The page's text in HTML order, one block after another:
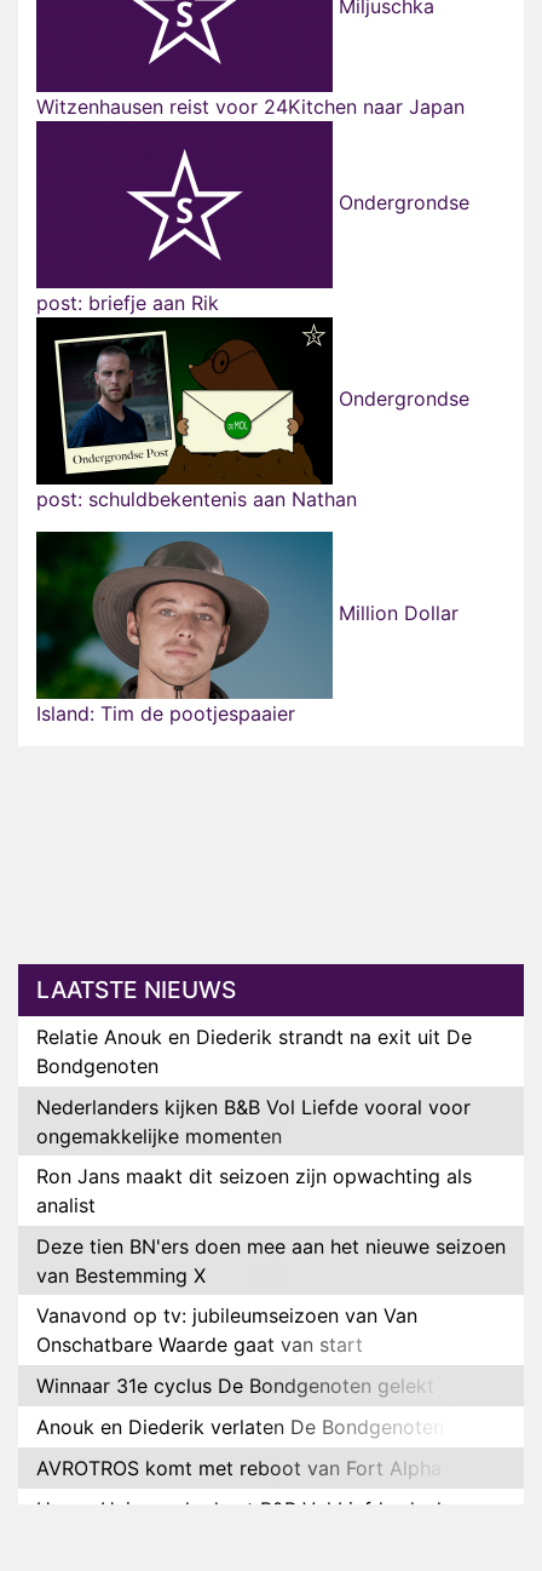
Miljuschka
Witzenhausen reist voor 24Kitchen naar Japan
Ondergrondse
post: briefje aan Rik
Ondergrondse
post: schuldbekentenis aan Nathan
Million Dollar
Island: Tim de pootjespaaier
LAATSTE NIEUWS
Relatie Anouk en Diederik strandt na exit uit De
Bondgenoten
Nederlanders kijken B&B Vol Liefde vooral voor
ongemakkelijke momenten
Ron Jans maakt dit seizoen zijn opwachting als
analist
Deze tien BN'ers doen mee aan het nieuwe seizoen
van Bestemming X
Vanavond op tv: jubileumseizoen van Van
Onschatbare Waarde gaat van start
Winnaar 31e cyclus De Bondgenoten gelekt
Anouk en Diederik verlaten De Bondgenoten
AVROTROS komt met reboot van Fort Alpha
Henny Huisman herkent B&B Vol Liefde-deelnemer